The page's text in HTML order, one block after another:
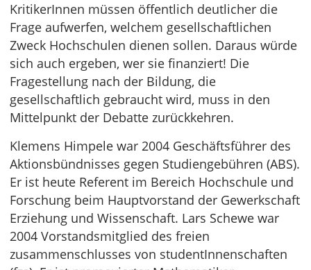
KritikerInnen müssen öffentlich deutlicher die
Frage aufwerfen, welchem gesellschaftlichen
Zweck Hochschulen dienen sollen. Daraus würde
sich auch ergeben, wer sie finanziert! Die
Fragestellung nach der Bildung, die
gesellschaftlich gebraucht wird, muss in den
Mittelpunkt der Debatte zurückkehren.
Klemens Himpele war 2004 Geschäftsführer des
Aktionsbündnisses gegen Studiengebühren (ABS).
Er ist heute Referent im Bereich Hochschule und
Forschung beim Hauptvorstand der Gewerkschaft
Erziehung und Wissenschaft. Lars Schewe war
2004 Vorstandsmitglied des freien
zusammenschlusses von studentInnenschaften